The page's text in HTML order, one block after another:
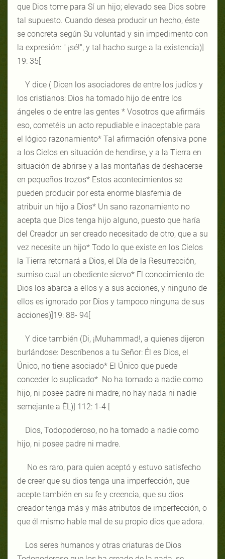
que Dios tome para Sí un hijo; elevado sea Dios sobre
tal supuesto. Cuando desea producir un hecho, éste
se concreta según Su voluntad y sin impedimento con
la expresión: " ¡sé!", y tal hacho surge a la existencia)]
19: 35[
Y dice ( Dicen los asociadores de entre los judíos y
los cristianos: Dios ha tomado hijo de entre los
ángeles o de entre las gentes * Vosotros que afirmáis
eso, cometéis un acto repudiable e inaceptable para
el lógico razonamiento* Tal afirmación ofensiva pone
a los Cielos en situación de hendirse, y a la Tierra en
situación de abrirse y a las montañas de deshacerse
en pequeños trozos* Estos acontecimientos se
pueden producir por esta enorme blasfemia de
atribuir un hijo a Dios* Un sano razonamiento no
acepta que Dios tenga hijo alguno, puesto que haría
del Creador un ser creado necesitado de otro, que a su
vez necesite un hijo* Todo lo que existe en los Cielos
la Tierra retornará a Dios, el Día de la Resurrección,
sumiso cual un obediente siervo* El conocimiento de
Dios los abarca a ellos y a sus acciones, y ninguno de
ellos es ignorado por Dios y tampoco ninguna de sus
acciones)]19: 88- 94[
Y dice también (Di, ¡Muhammad!, a quienes dijeron
burlándose: Descríbenos a tu Señor: Él es Dios, el
Único, no tiene asociado* El Único que puede
conceder lo suplicado* No ha tomado a nadie como
hijo, ni posee padre ni madre; no hay nada ni nadie
semejante a ÉL)] 112: 1-4 [
Dios, Todopoderoso, no ha tomado a nadie como
hijo, ni posee padre ni madre.
No es raro, para quien aceptó y estuvo satisfecho
de creer que su dios tenga una imperfección, que
acepte también en su fe y creencia, que su dios
creador tenga más y más atributos de imperfección, o
que él mismo hable mal de su propio dios que adora.
Los seres humanos y otras criaturas de Dios